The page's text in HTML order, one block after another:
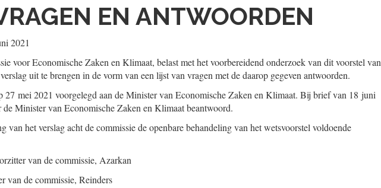
EN ANTWOORDEN
2021
voor Economische Zaken en Klimaat, belast met het voorbereidend onderzoek van dit voorstel van
uit te brengen in de vorm van een lijst van vragen met de daarop gegeven antwoorden.
27 mei 2021 voorgelegd aan de Minister van Economische Zaken en Klimaat. Bij brief van 18 juni
Minister van Economische Zaken en Klimaat beantwoord.
van het verslag acht de commissie de openbare behandeling van het wetsvoorstel voldoende
van de commissie, Azarkan
van de commissie, Reinders